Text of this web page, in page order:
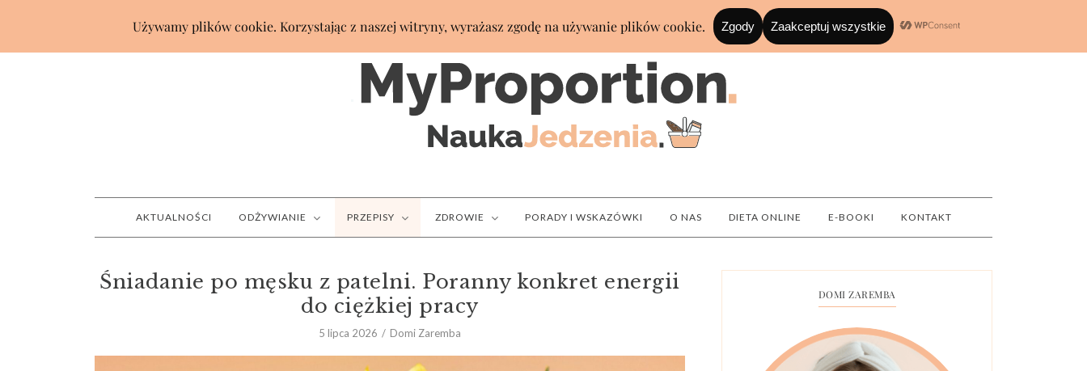
AKTUALNOŚCI ODŻYWIANIE PRZEPISY ZDROWIE PORADY I WSKAZÓWKI O NAS DIETA ONLINE E-BOOKI KONTAKT
Śniadanie po męsku z patelni. Poranny konkret energii
do ciężkiej pracy
5 lipca 2026 Domi Zaremba
DOMI ZAREMBA